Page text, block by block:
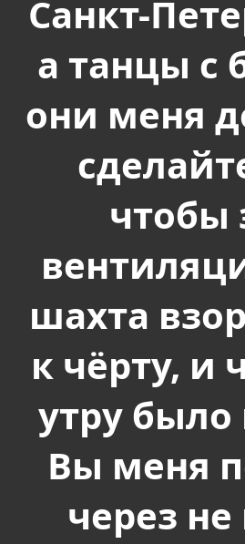
Санкт-
а танцы с
они меня
чтобы
шахта
к чёрту, и
утру было
Вы меня
через не